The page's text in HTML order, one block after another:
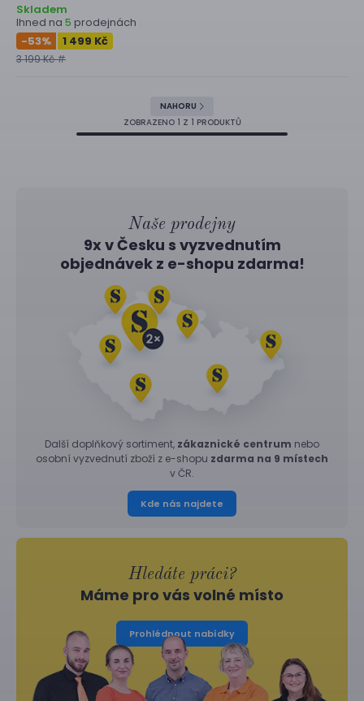
Skladem
Ihned na 5 prodejnách
-53% 1 499 Kč
3 199 Kč #
NAHORU
ZOBRAZENO 1 Z 1 PRODUKTŮ
Naše prodejny
9x v Česku s vyzvednutím
objednávek z e-shopu zdarma!
Další doplňkový sortiment, zákaznické centrum nebo
osobní vyzvednutí zboží z e-shopu zdarma na 9 místech
v ČR.
Kde nás najdete
Hledáte práci?
Máme pro vás volné místo
Prohlédnout nabídky